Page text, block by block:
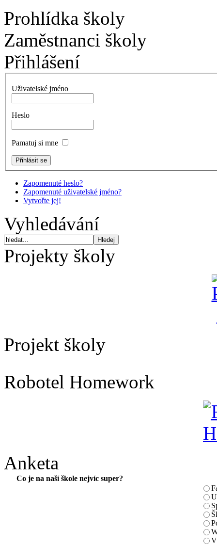
Prohlídka školy
Zaměstnanci školy
Přihlášení
Uživatelské jméno
Heslo
Pamatuj si mne
Zapomenuté heslo?
Zapomenuté uživatelské jméno?
Vytvořte jej!
Vyhledávání
Projekty školy
Projekt školy
Robotel Homework
Anketa
Co je na naší škole nejvíc super?